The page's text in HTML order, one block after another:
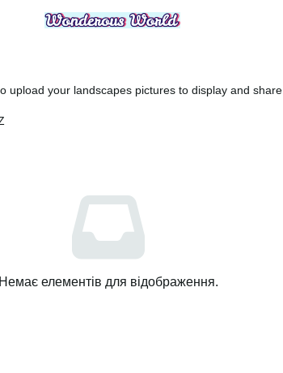
your landscapes pictures to display and share.
Немає елементів для відображення.